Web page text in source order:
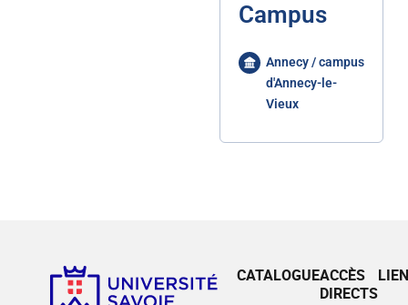
Campus
Annecy / campus
d'Annecy-le-
Vieux
CATALOGUEACCÈS
DIRECTS